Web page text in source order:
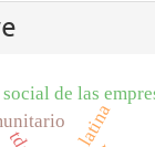
de las